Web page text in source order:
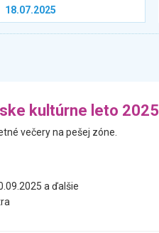
kultúrne leto 2025
večery na pešej zóne.
a ďalšie